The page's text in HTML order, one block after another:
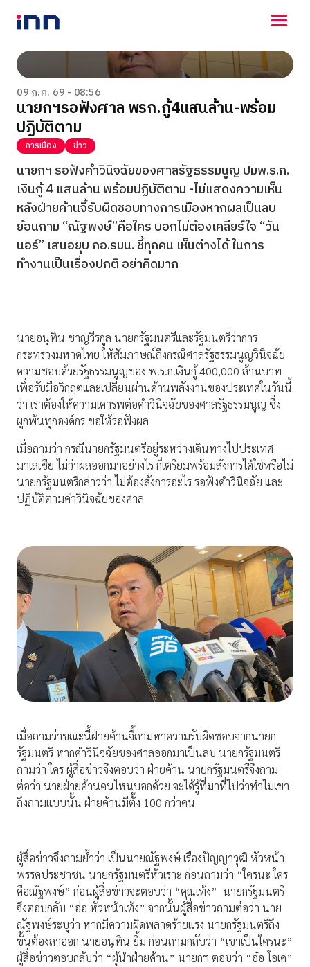
NEWS
ENTERTAINMENT
LIFESTYLE
HOROSCOPE
LOTTERY
VIDEO
ร่วมด้วยช่วยกัน
09 ก.ค. 69 - 08:56
นายกฯรอฟังศาล พรก.กู้4แสนล้าน-พร้อม
ปฏิบัติตาม
การเมือง ข่าว
นายกฯ รอฟังคำวินิจฉัยของศาลรัฐธรรมนูญ ปมพ.ร.ก.
เงินกู้ 4 แสนล้าน พร้อมปฏิบัติตาม -ไม่แสดงความเห็น
หลังฝ่ายค้านจี้รับผิดชอบทางการเมืองหากผลเป็นลบ
ย้อนถาม “ณัฐพงษ์”คือใคร บอกไม่ต้องเคลียร์ใจ “วัน
นอร์” เสนอยุบ กอ.รมน. ชี้ทุกคน เห็นต่างได้ ในการ
ทำงานเป็นเรื่องปกติ อย่าคิดมาก
นายอนุทิน ชาญวีรกูล นายกรัฐมนตรีและรัฐมนตรีว่าการ
กระทรวงมหาดไทย ให้สัมภาษณ์ถึงกรณีศาลรัฐธรรมนูญวินิจฉัย
ความชอบด้วยรัฐธรรมนูญของ พ.ร.ก.เงินกู้ 400,000 ล้านบาท
เพื่อรับมือวิกฤตและเปลี่ยนผ่านด้านพลังงานของประเทศในวันนี้
ว่า เราต้องให้ความเคารพต่อคำวินิจฉัยของศาลรัฐธรรมนูญ ซึ่ง
ผูกพันทุกองค์กร ขอให้รอฟังผล
เมื่อถามว่า กรณีนายกรัฐมนตรีอยู่ระหว่างเดินทางไปประเทศ
มาเลเซีย ไม่ว่าผลออกมาอย่างไร ก็เตรียมพร้อมสั่งการได้ใช่หรือไม่
นายกรัฐมนตรีกล่าวว่า ไม่ต้องสั่งการอะไร รอฟังคำวินิจฉัย และ
ปฏิบัติตามคำวินิจฉัยของศาล
เมื่อถามว่าขณะนี้ฝ่ายค้านจี้ถามหาความรับผิดชอบจากนายก
รัฐมนตรี หากคำวินิจฉัยของศาลออกมาเป็นลบ นายกรัฐมนตรี
ถามว่า ใคร ผู้สื่อข่าวจึงตอบว่า ฝ่ายค้าน นายกรัฐมนตรีจึงถาม
ต่อว่า นายฝ่ายค้านคนไหนบอกด้วย จะได้รู้ที่มาที่ไปว่าทำไมเขา
ถึงถามแบบนั้น ฝ่ายค้านมีตั้ง 100 กว่าคน
ผู้สื่อข่าวจึงถามย้ำว่า เป็นนายณัฐพงษ์ เรืองปัญญาวุฒิ หัวหน้า
พรรคประชาชน นายกรัฐมนตรีหัวเราะ ก่อนถามว่า “ใครนะ ใคร
คือณัฐพงษ์” ก่อนผู้สื่อข่าวจะตอบว่า “คุณเท้ง” นายกรัฐมนตรี
จึงตอบกลับ “อ๋อ หัวหน้าเท้ง” จากนั้นผู้สื่อข่าวถามต่อว่า นาย
ณัฐพงษ์ระบุว่า หากมีความผิดพลาดร้ายแรง นายกรัฐมนตรีถึง
ขั้นต้องลาออก นายอนุทิน ยิ้ม ก่อนถามกลับว่า “เขาเป็นใครนะ”
ผู้สื่อข่าวตอบกลับว่า “ผู้นำฝ่ายค้าน” นายกฯ ตอบว่า “อ๋อ โอเค”